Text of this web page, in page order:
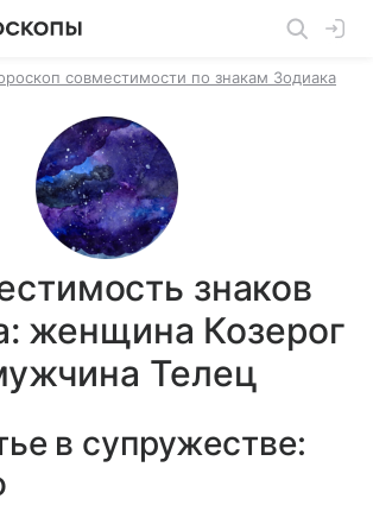
совместимости по знакам Зодиака
знаков
женщина Козерог
Телец
в супружестве: